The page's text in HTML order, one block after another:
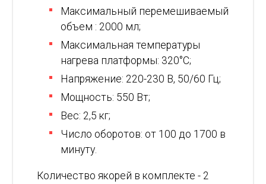
Максимальный перемешиваемый
объем : 2000 мл;
Максимальная температуры
нагрева платформы: 320°С;
Напряжение: 220-230 В, 50/60 Гц;
Мощность: 550 Вт;
Вес: 2,5 кг;
Число оборотов: от 100 до 1700 в
минуту.
Количество якорей в комплекте - 2